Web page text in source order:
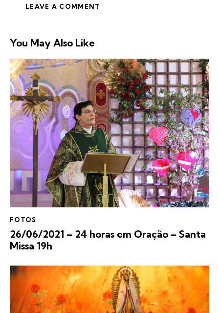
You May Also Like
FOTOS
26/06/2021 – 24 horas em Oração – Santa
Missa 19h